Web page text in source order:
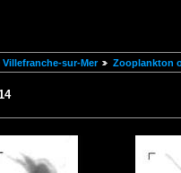
sur-Mer Zooplankton